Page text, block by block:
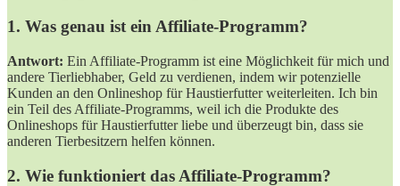
1. Was genau ist ein Affiliate-Programm?
Antwort: Ein Affiliate-Programm ist eine Möglichkeit für mich und
andere Tierliebhaber, Geld zu verdienen, indem wir potenzielle
Kunden an den Onlineshop für Haustierfutter weiterleiten. Ich bin
ein Teil des Affiliate-Programms, weil ich die Produkte des
Onlineshops für Haustierfutter liebe und überzeugt bin, dass sie
anderen Tierbesitzern helfen können.
2. Wie funktioniert das Affiliate-Programm?